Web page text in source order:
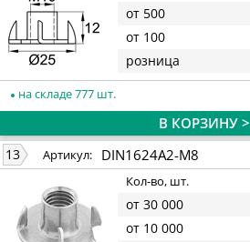
от 500
от 100
розница
на складе 777 шт.
В КОРЗИНУ >
13 Артикул: DIN1624A2-M8
Кол-во, шт.
от 30 000
от 10 000